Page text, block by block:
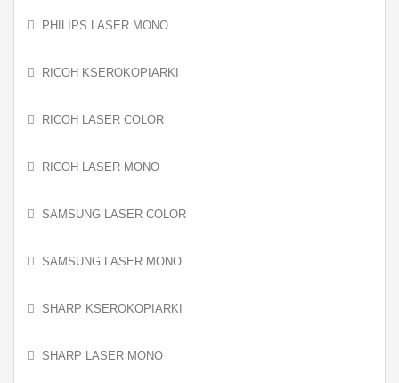
PHILIPS LASER MONO
RICOH KSEROKOPIARKI
RICOH LASER COLOR
RICOH LASER MONO
SAMSUNG LASER COLOR
SAMSUNG LASER MONO
SHARP KSEROKOPIARKI
SHARP LASER MONO